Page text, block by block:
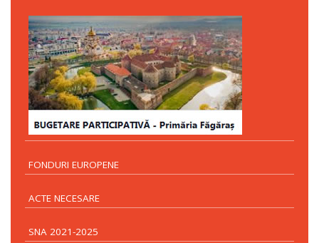
FONDURI EUROPENE
ACTE NECESARE
SNA 2021-2025